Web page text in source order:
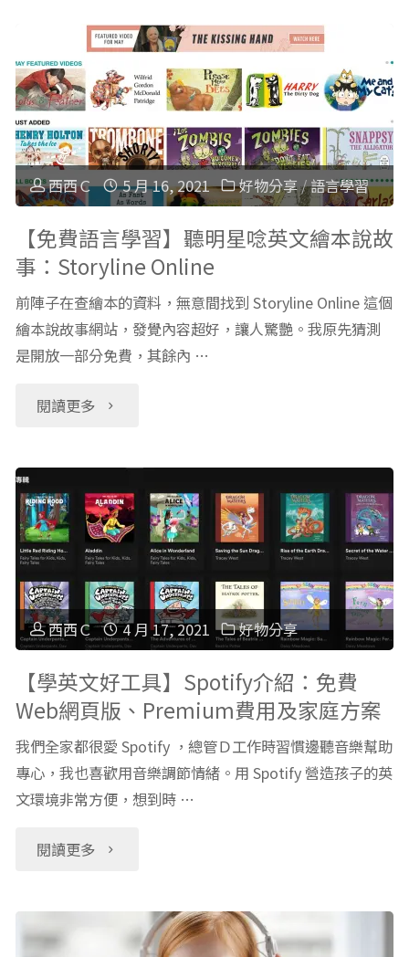
有
聲
書
單
精
選
推
薦
（童
篇）"
英
文
學
習
遊
戲】
大
推
2-
歲
線
教
資
源：
Khan
西西Ｃ 5 月 16, 2021 好物分享/語言學習
【免費語言學習】聽明星唸英文繪本說故
事：Storyline Online
前陣子在查繪本的資料，無意間找到 Storyline Online 這個
繪本說故事網站，發覺內容超好，讓人驚艷。我原先猜測
是開放一部分免費，其餘內 …
閱讀更多
"【免
語
言
學
習】
聽
明
星
唸
英
西西Ｃ 4 月 17, 2021 好物分享
【學英文好工具】Spotify介紹：免費
Web網頁版、Premium費用及家庭方案
我們全家都很愛 Spotify ，總管Ｄ工作時習慣邊聽音樂幫助
專心，我也喜歡用音樂調節情緒。用 Spotify 營造孩子的英
文環境非常方便，想到時 …
閱讀更多
"【學